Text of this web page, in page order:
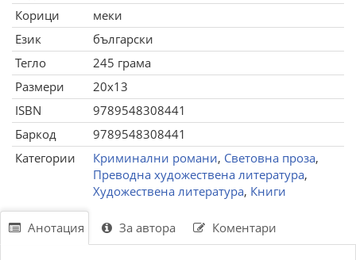
Корици
меки
Език
български
Тегло
245 грама
Размери
20x13
ISBN
9789548308441
Баркод
9789548308441
Категории
Криминални романи, Световна проза,
Преводна художествена литература,
Художествена литература, Книги
Анотация За автора Коментари